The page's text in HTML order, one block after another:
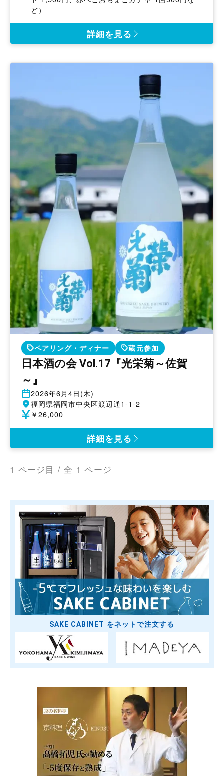
ど）
詳細を見る
ペアリング・ディナー 蔵元参加
日本酒の会 Vol.17『光栄菊～佐賀
～』
開
催
日
2026年6月4日(木)
開
催
福岡県福岡市中央区渡辺通1-1-2
参 ￥26,000
詳細を見る
1 ページ目 / 全 1 ページ
SAKE CABINET をネットで注文する